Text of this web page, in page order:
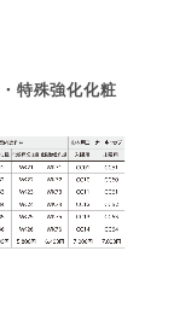
・特殊強化化粧